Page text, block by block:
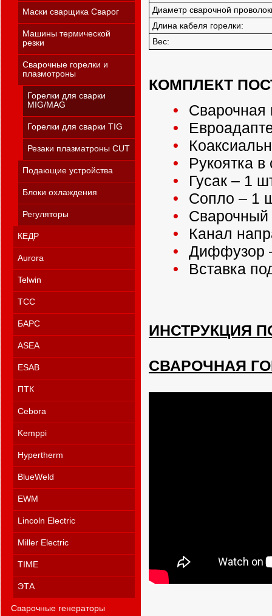
Маски сварщика Сварог
Машины термической
резки
Сварочные горелки и
плазмотроны
Горелки для сварки
MIG/MAG
Горелки для сварки TIG
Резаки плазматроны CUT
Подающие устройства
Блоки охлаждения
Регуляторы
КЕДР
Aurora
Telwin
ТСС
БАРС
ASEA
ESAB
ПТК
Cebora
Kemppi
Hypertherm
BlueWeld
EWM
Lincoln Electric
Miller Electric
TIME
ЭТА
Сварочные генераторы
Диаметр сварочной
Длина кабеля горелки:
Вес:
КОМПЛЕКТ
Сварочная
Рукоятка
Гусак – 1
Сопло – 1
Сварочный
Канал
Диффузор
Вставка
ИНСТРУКЦИЯ
СВАРОЧНАЯ